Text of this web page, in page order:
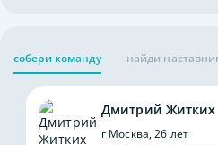
собери команду найди
Дмитрий Житких
г Москва, 26 лет